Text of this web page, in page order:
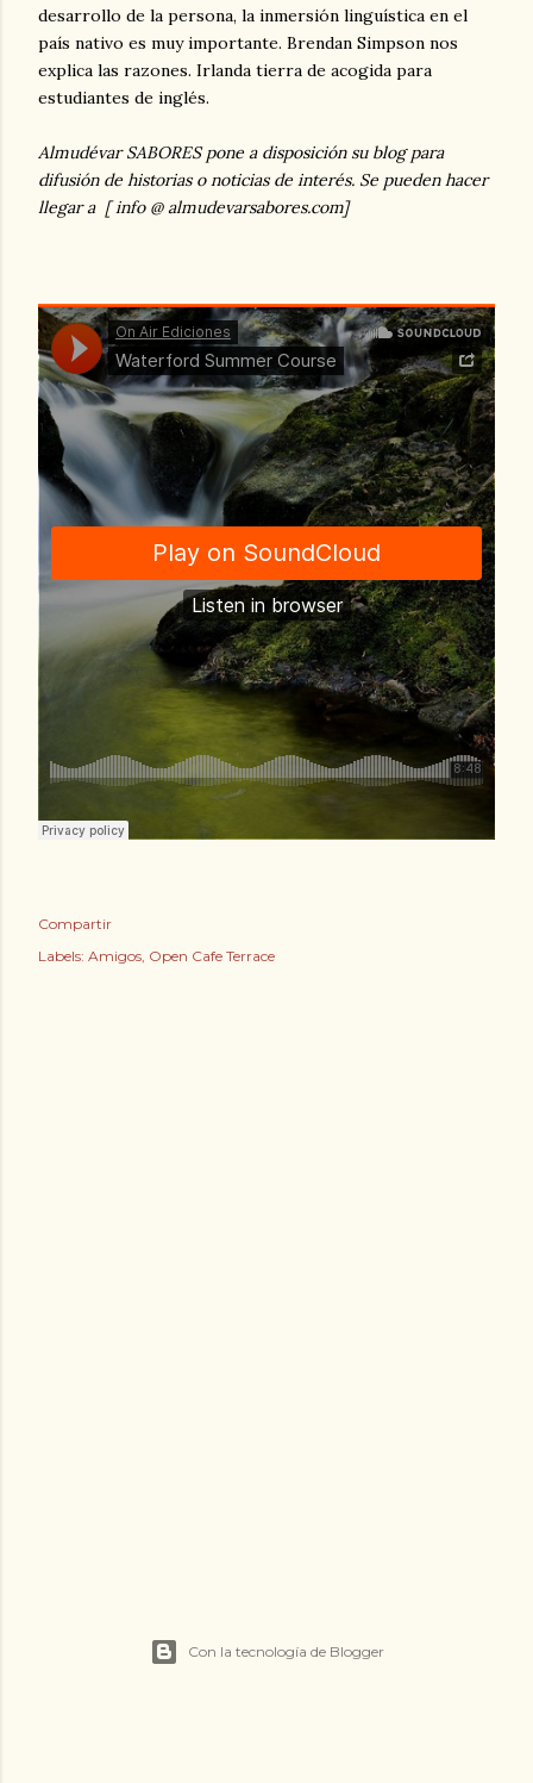
desarrollo de la persona, la inmersión linguística en el
país nativo es muy importante. Brendan Simpson nos
explica las razones. Irlanda tierra de acogida para
estudiantes de inglés.
Almudévar SABORES pone a disposición su blog para
difusión de historias o noticias de interés. Se pueden hacer
llegar a [ info @ almudevarsabores.com]
Compartir
Labels: Amigos Open Cafe Terrace
Con la tecnología de Blogger